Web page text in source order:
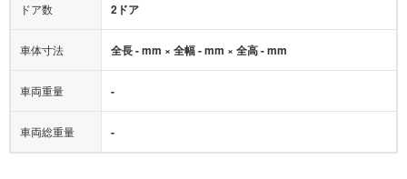
ドア数 2ドア
車体寸法 全長 - mm × 全幅 - mm × 全高 - mm
車両重量 -
車両総重量 -